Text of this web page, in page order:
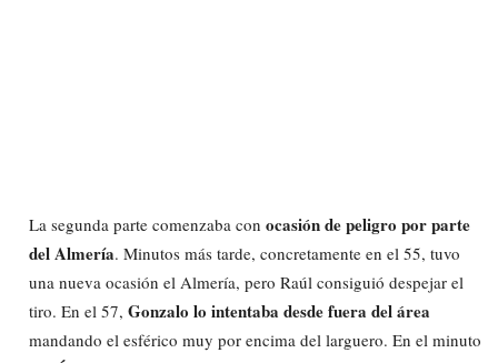
La segunda parte comenzaba con ocasión de peligro por parte
del Almería. Minutos más tarde, concretamente en el 55, tuvo
una nueva ocasión el Almería, pero Raúl consiguió despejar el
tiro. En el 57, Gonzalo lo intentaba desde fuera del área
mandando el esférico muy por encima del larguero. En el minuto